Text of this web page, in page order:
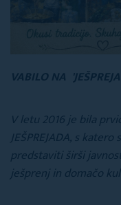
VABILO NA
V letu 2016 je bila
JEŠPREJADA, s
predstaviti širši
ješprenj in domačo